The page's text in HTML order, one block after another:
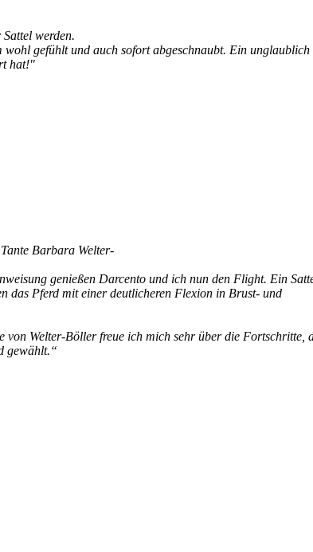
werden.
gefühlt und auch sofort abgeschnaubt. Ein unglaublich
hat!"
Barbara Welter-
genießen Darcento und ich nun den Flight. Ein
das Pferd mit einer deutlicheren Flexion in Brust- und
von Welter-Böller freue ich mich sehr über die Fortschritte,
gewählt.“